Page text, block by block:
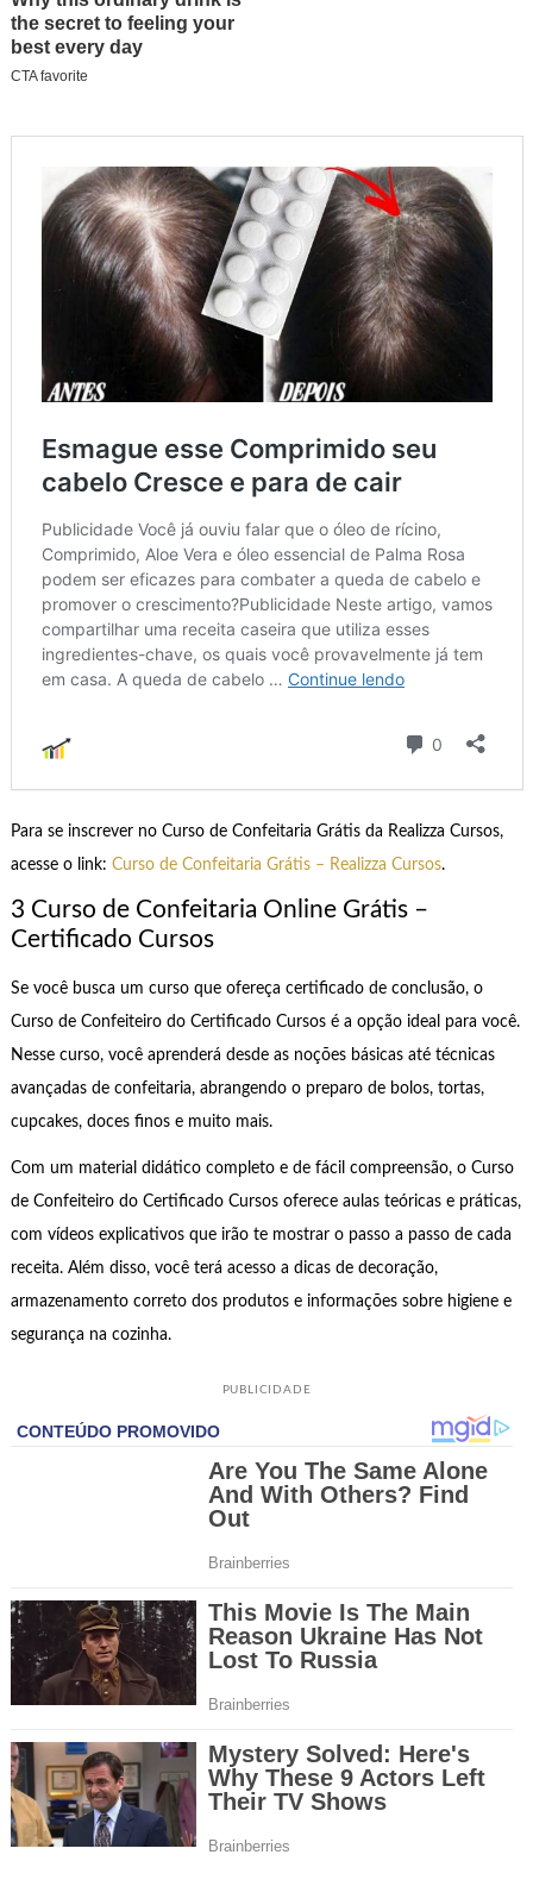
Para se inscrever no Curso de Confeitaria Grátis da Realizza Cursos,
acesse o link: Curso de Confeitaria Grátis – Realizza Cursos.
3 Curso de Confeitaria Online Grátis –
Certificado Cursos
Se você busca um curso que ofereça certificado de conclusão, o
Curso de Confeiteiro do Certificado Cursos é a opção ideal para você.
Nesse curso, você aprenderá desde as noções básicas até técnicas
avançadas de confeitaria, abrangendo o preparo de bolos, tortas,
cupcakes, doces finos e muito mais.
Com um material didático completo e de fácil compreensão, o Curso
de Confeiteiro do Certificado Cursos oferece aulas teóricas e práticas,
com vídeos explicativos que irão te mostrar o passo a passo de cada
receita. Além disso, você terá acesso a dicas de decoração,
armazenamento correto dos produtos e informações sobre higiene e
segurança na cozinha.
PUBLICIDADE